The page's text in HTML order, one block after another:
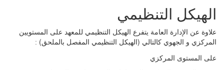
الهيكل التنظيمي
علاوة عن الإدارة العامة يتفرع الهيكل التنظيمي للمعهد على المستويين
المركزي و الجهوي كالتالي (الهيكل التنظيمي المفصل بالملحق) :
على المستوى المركزي